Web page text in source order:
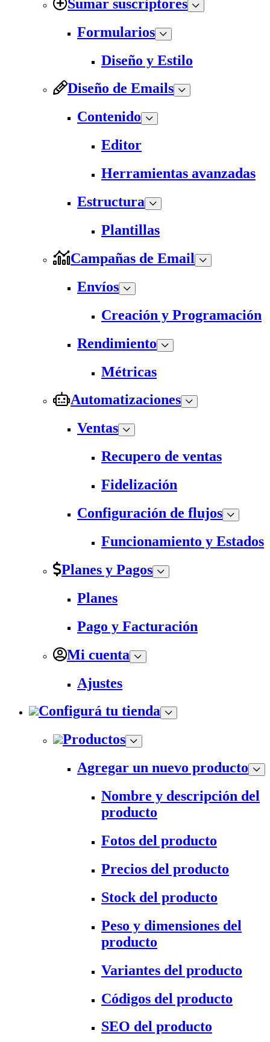
Sumar suscriptores
Formularios
Diseño y Estilo
Diseño de Emails
Contenido
Editor
Herramientas avanzadas
Estructura
Plantillas
Campañas de Email
Envíos
Creación y Programación
Rendimiento
Métricas
Automatizaciones
Ventas
Recupero de ventas
Fidelización
Configuración de flujos
Funcionamiento y Estados
Planes y Pagos
Planes
Pago y Facturación
Mi cuenta
Ajustes
Configurá tu tienda
Productos
Agregar un nuevo producto
Nombre y descripción del
producto
Fotos del producto
Precios del producto
Stock del producto
Peso y dimensiones del
producto
Variantes del producto
Códigos del producto
SEO del producto